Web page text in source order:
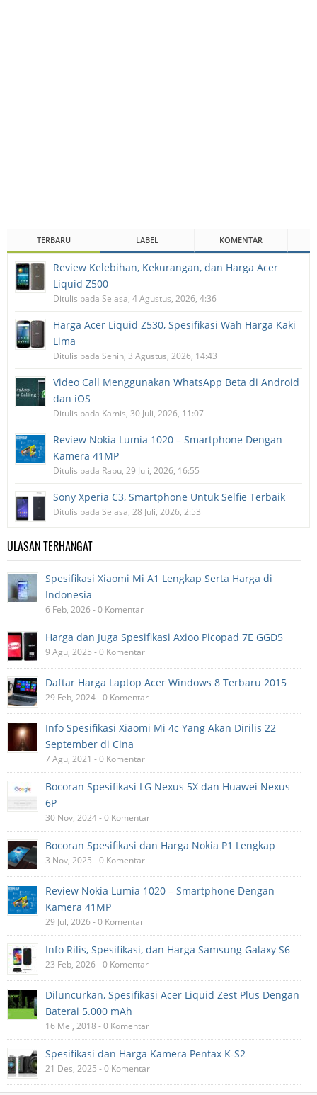
TERBARU LABEL KOMENTAR
Review Kelebihan, Kekurangan, dan Harga Acer
Liquid Z500
Ditulis pada Selasa, 4 Agustus, 2026, 4:36
Harga Acer Liquid Z530, Spesifikasi Wah Harga Kaki
Lima
Ditulis pada Senin, 3 Agustus, 2026, 14:43
Video Call Menggunakan WhatsApp Beta di Android
dan iOS
Ditulis pada Kamis, 30 Juli, 2026, 11:07
Review Nokia Lumia 1020 – Smartphone Dengan
Kamera 41MP
Ditulis pada Rabu, 29 Juli, 2026, 16:55
Sony Xperia C3, Smartphone Untuk Selfie Terbaik
Ditulis pada Selasa, 28 Juli, 2026, 2:53
ULASAN TERHANGAT
Spesifikasi Xiaomi Mi A1 Lengkap Serta Harga di
Indonesia
6 Feb, 2026 - 0 Komentar
Harga dan Juga Spesifikasi Axioo Picopad 7E GGD5
9 Agu, 2025 - 0 Komentar
Daftar Harga Laptop Acer Windows 8 Terbaru 2015
29 Feb, 2024 - 0 Komentar
Info Spesifikasi Xiaomi Mi 4c Yang Akan Dirilis 22
September di Cina
7 Agu, 2021 - 0 Komentar
Bocoran Spesifikasi LG Nexus 5X dan Huawei Nexus
6P
30 Nov, 2024 - 0 Komentar
Bocoran Spesifikasi dan Harga Nokia P1 Lengkap
3 Nov, 2025 - 0 Komentar
Review Nokia Lumia 1020 – Smartphone Dengan
Kamera 41MP
29 Jul, 2026 - 0 Komentar
Info Rilis, Spesifikasi, dan Harga Samsung Galaxy S6
23 Feb, 2026 - 0 Komentar
Diluncurkan, Spesifikasi Acer Liquid Zest Plus Dengan
Baterai 5.000 mAh
16 Mei, 2018 - 0 Komentar
Spesifikasi dan Harga Kamera Pentax K-S2
21 Des, 2025 - 0 Komentar